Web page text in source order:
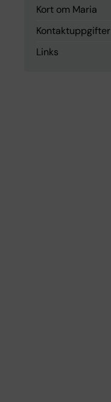
Kort om Maria
Kontaktuppgifter
Links